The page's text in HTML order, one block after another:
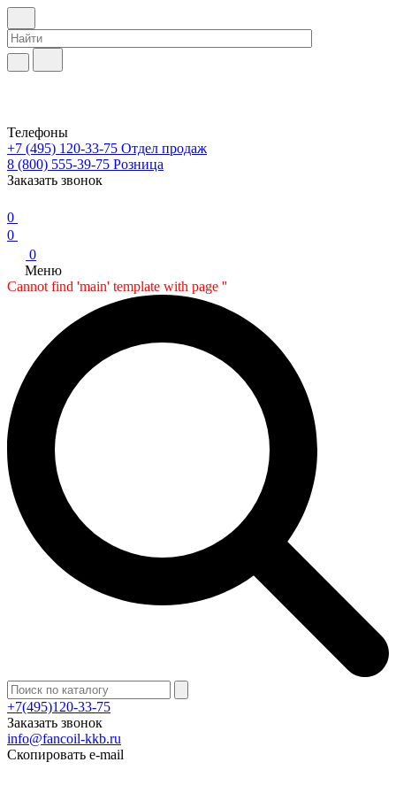
Телефоны
+7 (495) 120-33-75 Отдел продаж
8 (800) 555-39-75 Розница
Заказать звонок
0
0
0
Меню
Cannot find 'main' template with page ''
+7(495)120-33-75
Заказать звонок
info@fancoil-kkb.ru
Скопировать e-mail